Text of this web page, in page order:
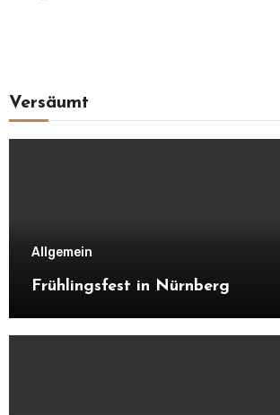
Versäumt
Allgemein
Frühlingsfest in Nürnberg